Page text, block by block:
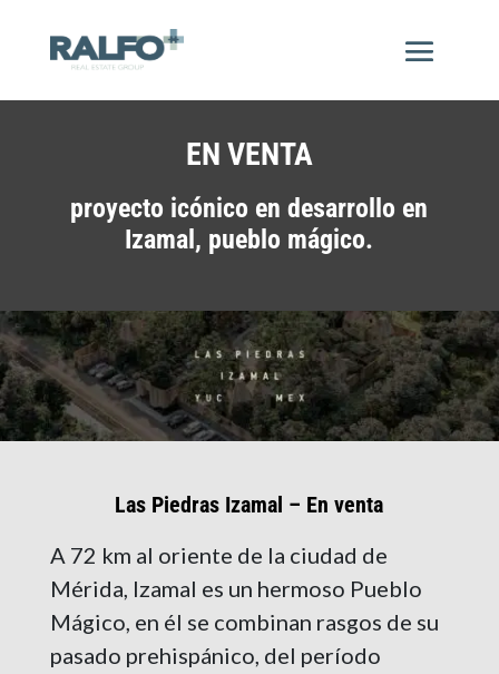
EN VENTA
proyecto icónico en desarrollo en
Izamal, pueblo mágico.
Las Piedras Izamal – En venta
A 72 km al oriente de la ciudad de
Mérida, Izamal es un hermoso Pueblo
Mágico, en él se combinan rasgos de su
pasado prehispánico, del período